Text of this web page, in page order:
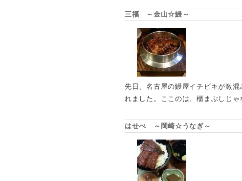
三福 ～金山☆鰻～
先日、名古屋の鰻屋イチビキが激
れました。ここのは、櫃まぶしじゃ
はせべ ～岡崎☆うなぎ～